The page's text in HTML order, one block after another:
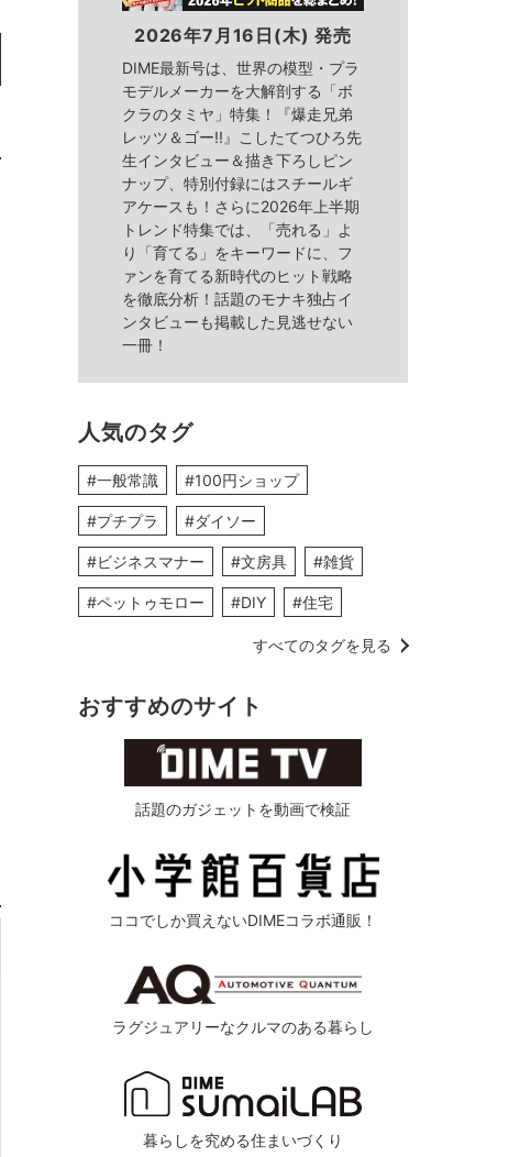
2026年7月16日(木) 発売
DIME最新号は、世界の模型・プラ
モデルメーカーを大解剖する「ボ
クラのタミヤ」特集！『爆走兄弟
レッツ＆ゴー!!』こしたてつひろ先
生インタビュー＆描き下ろしピン
ナップ、特別付録にはスチールギ
アケースも！さらに2026年上半期
トレンド特集では、「売れる」よ
り「育てる」をキーワードに、フ
ァンを育てる新時代のヒット戦略
を徹底分析！話題のモナキ独占イ
ンタビューも掲載した見逃せない
一冊！
人気のタグ
#一般常識 #100円ショップ
#プチプラ #ダイソー
#ビジネスマナー #文房具 #雑貨
#ペットゥモロー #DIY #住宅
すべてのタグを見る
おすすめのサイト
話題のガジェットを動画で検証
ココでしか買えないDIMEコラボ通販！
ラグジュアリーなクルマのある暮らし
暮らしを究める住まいづくり